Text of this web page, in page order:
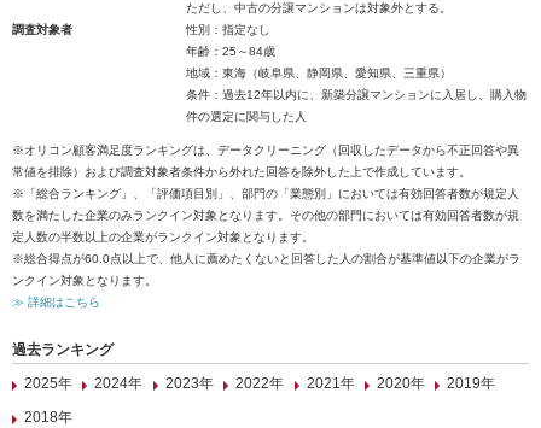
ただし、中古の分譲マンションは対象外とする。
調査対象者
性別：指定なし
年齢：25～84歳
地域：東海（岐阜県、静岡県、愛知県、三重県）
条件：過去12年以内に、新築分譲マンションに入居し、購入物
件の選定に関与した人
※オリコン顧客満足度ランキングは、データクリーニング（回収したデータから不正回答や異
常値を排除）および調査対象者条件から外れた回答を除外した上で作成しています。
※「総合ランキング」、「評価項目別」、部門の「業態別」においては有効回答者数が規定人
数を満たした企業のみランクイン対象となります。その他の部門においては有効回答者数が規
定人数の半数以上の企業がランクイン対象となります。
※総合得点が60.0点以上で、他人に薦めたくないと回答した人の割合が基準値以下の企業がラ
ンクイン対象となります。
≫ 詳細はこちら
過去ランキング
2025年
2024年 2023年 2022年 2021年 2020年
2019年
2018年